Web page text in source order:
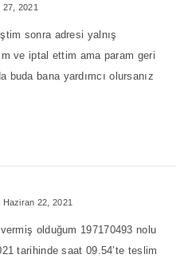
2021
sonra adresi yalnış
ve iptal ettim ama param geri
buda bana yardımcı olursanız
Haziran 22, 2021
olduğum 197170493 nolu
tarihinde saat 09.54’te teslim